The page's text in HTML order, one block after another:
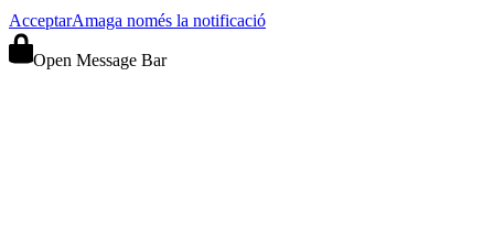
AcceptarAmaga només la notificació
Open Message Bar